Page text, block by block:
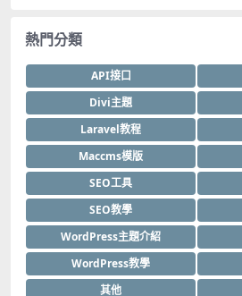
熱門分類
API接口
Divi主題
Laravel教程
Maccms模版
SEO工具
SEO教學
WordPress主題介紹
WordPress教學
其他